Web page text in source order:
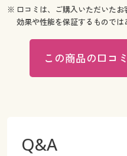
※ 口コミは、ご購入いただいた
効果や性能を保証するものでは
この商品の口コ
Q&A